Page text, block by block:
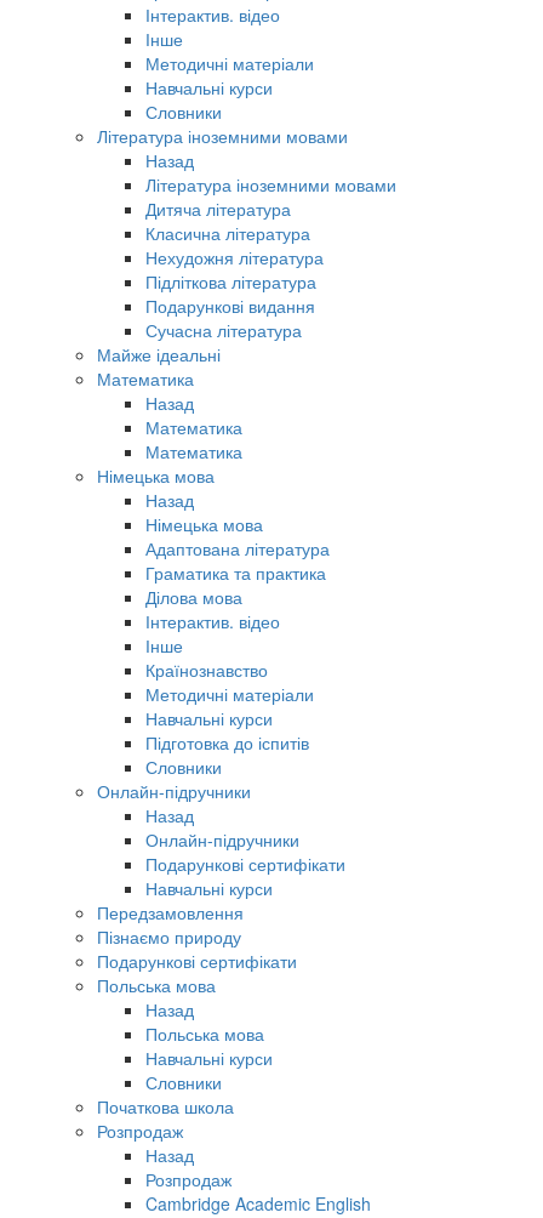
Інтерактив. відео
Інше
Методичні матеріали
Навчальні курси
Словники
Література іноземними мовами
Назад
Література іноземними мовами
Дитяча література
Класична література
Нехудожня література
Підліткова література
Подарункові видання
Сучасна література
Майже ідеальні
Математика
Назад
Математика
Математика
Німецька мова
Назад
Німецька мова
Адаптована література
Граматика та практика
Ділова мова
Інтерактив. відео
Інше
Країнознавство
Методичні матеріали
Навчальні курси
Підготовка до іспитів
Словники
Онлайн-підручники
Назад
Онлайн-підручники
Подарункові сертифікати
Навчальні курси
Передзамовлення
Пізнаємо природу
Подарункові сертифікати
Польська мова
Назад
Польська мова
Навчальні курси
Словники
Початкова школа
Розпродаж
Назад
Розпродаж
Cambridge Academic English